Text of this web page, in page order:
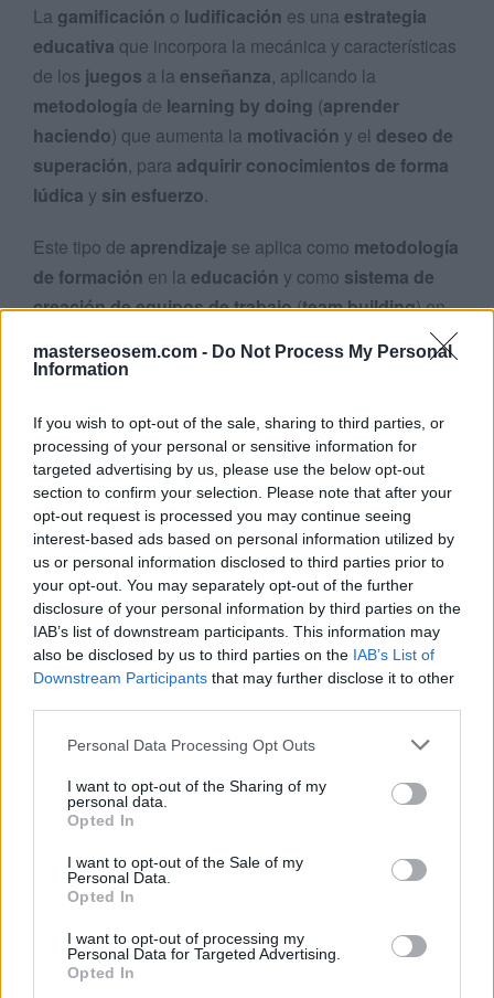
masterseosem.com - Do Not Process My Personal
Information
If you wish to opt-out of the sale, sharing to third parties, or
processing of your personal or sensitive information for
targeted advertising by us, please use the below opt-out
section to confirm your selection. Please note that after your
opt-out request is processed you may continue seeing
interest-based ads based on personal information utilized by
us or personal information disclosed to third parties prior to
your opt-out. You may separately opt-out of the further
disclosure of your personal information by third parties on the
IAB’s list of downstream participants. This information may
also be disclosed by us to third parties on the IAB’s List of
Downstream Participants that may further disclose it to other
Personal Data Processing Opt Outs
I want to opt-out of the Sharing of my
personal data.
Opted In
I want to opt-out of the Sale of my
Personal Data.
Opted In
I want to opt-out of processing my
Personal Data for Targeted Advertising.
Opted In
La gamificación o ludificación es una estrategia
educativa que incorpora la mecánica y características
de los juegos a la enseñanza, aplicando la
metodología de learning by doing (aprender
haciendo) que aumenta la motivación y el deseo de
superación, para adquirir conocimientos de forma
lúdica y sin esfuerzo.
Este tipo de aprendizaje se aplica como metodología
de formación en la educación y como sistema de
creación de equipos de trabajo(team building) en
forma de juego, ya sea individual o colectivo, yaplicar
técnicas de motivación que ayuden a superarlo
De esta forma se consigue captar el interés de los
participantes , que seimplicanen el proceso y
adquierenhabilidades,conocimientosy
experienciasmientras sedivierten.
Existen multitud detécnicas de motivación basadas
en juegosutilizando distintas combinaciones de
Acumulación de puntosasignando un valor
al objetivo y que se van acumulando a medida que
se realizan
Escalado de niveles
que el usuario debe ir superando para pasar a la
siguiente
Obtención de
Regalosen forma de bienes que se entregan de
forma gratuita al conseguir un objetivo